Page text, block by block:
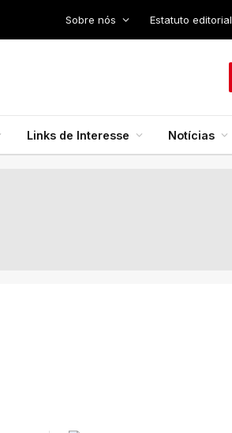
Sobre nós Estatuto editorial
Links de Interesse Notícias